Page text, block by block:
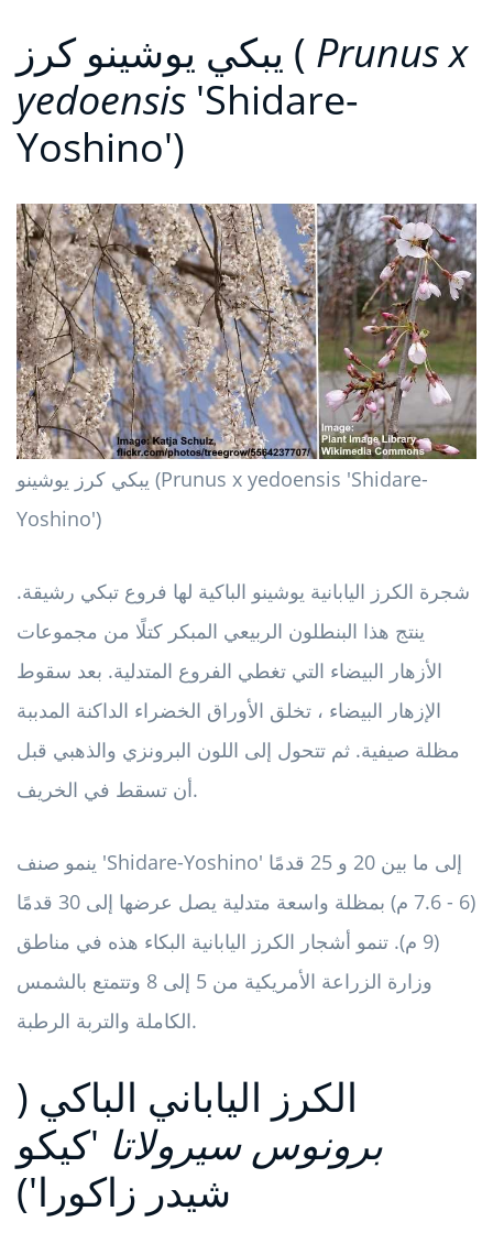
يبكي يوشينو كرز ( Prunus x
yedoensis 'Shidare-
Yoshino')
يبكي كرز يوشينو (Prunus x yedoensis 'Shidare-
Yoshino')
شجرة الكرز اليابانية يوشينو الباكية لها فروع تبكي رشيقة.
ينتج هذا البنطلون الربيعي المبكر كتلًا من مجموعات
الأزهار البيضاء التي تغطي الفروع المتدلية. بعد سقوط
الإزهار البيضاء ، تخلق الأوراق الخضراء الداكنة المدببة
مظلة صيفية. ثم تتحول إلى اللون البرونزي والذهبي قبل
أن تسقط في الخريف.
ينمو صنف 'Shidare-Yoshino' إلى ما بين 20 و 25 قدمًا
(6 - 7.6 م) بمظلة واسعة متدلية يصل عرضها إلى 30 قدمًا
(9 م). تنمو أشجار الكرز اليابانية البكاء هذه في مناطق
وزارة الزراعة الأمريكية من 5 إلى 8 وتتمتع بالشمس
الكاملة والتربة الرطبة.
الكرز الياباني الباكي (
برونوس سيرولاتا 'كيكو
شيدر زاكورا')